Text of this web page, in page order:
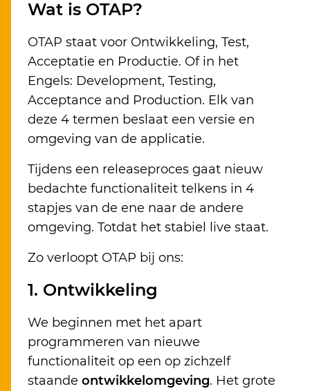
Wat is OTAP?
OTAP staat voor Ontwikkeling, Test,
Acceptatie en Productie. Of in het
Engels: Development, Testing,
Acceptance and Production. Elk van
deze 4 termen beslaat een versie en
omgeving van de applicatie.
Tijdens een releaseproces gaat nieuw
bedachte functionaliteit telkens in 4
stapjes van de ene naar de andere
omgeving. Totdat het stabiel live staat.
Zo verloopt OTAP bij ons:
1. Ontwikkeling
We beginnen met het apart
programmeren van nieuwe
functionaliteit op een op zichzelf
staande ontwikkelomgeving. Het grote